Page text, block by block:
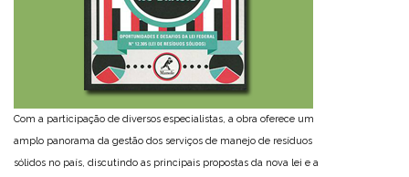
Com a participação de diversos especialistas, a obra oferece um
amplo panorama da gestão dos serviços de manejo de resíduos
sólidos no país, discutindo as principais propostas da nova lei e a